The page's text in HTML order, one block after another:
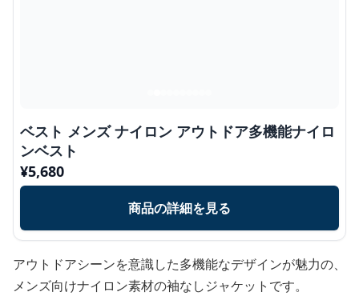
ベスト メンズ ナイロン アウトドア多機能ナイロ
ンベスト
¥5,680
商品の詳細を見る
アウトドアシーンを意識した多機能なデザインが魅力の、
メンズ向けナイロン素材の袖なしジャケットです。